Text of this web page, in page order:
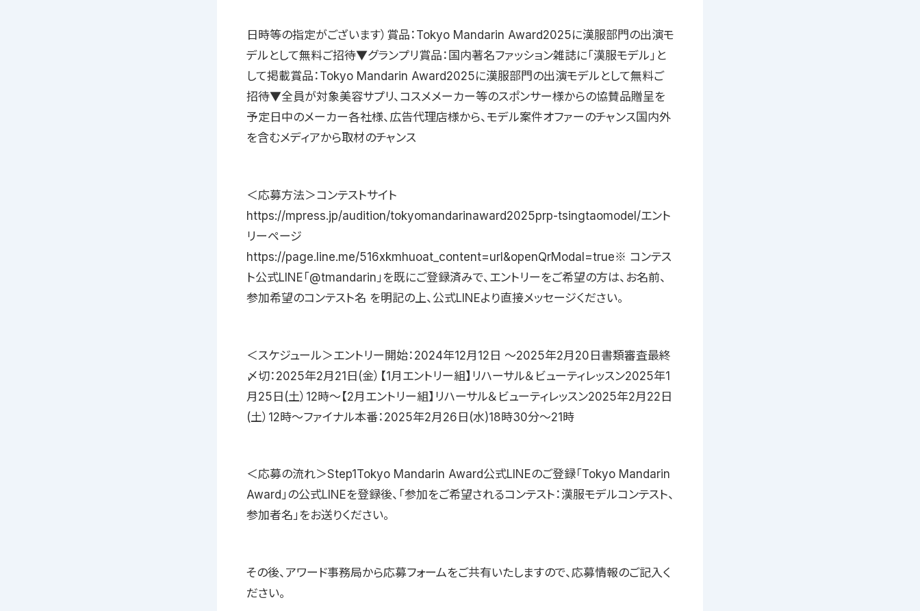
日時等の指定がございます）賞品：Tokyo Mandarin Award2025に漢服部門の出演モ
デルとして無料ご招待▼グランプリ賞品：国内著名ファッション雑誌に「漢服モデル」と
して掲載賞品：Tokyo Mandarin Award2025に漢服部門の出演モデルとして無料ご
招待▼全員が対象美容サプリ、コスメメーカー等のスポンサー様からの協賛品贈呈を
予定日中のメーカー各社様、広告代理店様から、モデル案件オファーのチャンス国内外
を含むメディアから取材のチャンス
＜応募方法＞コンテストサイト
https://mpress.jp/audition/tokyomandarinaward2025prp-tsingtaomodel/エント
リーページ
https://page.line.me/516xkmhuoat_content=url&openQrModal=true※ コンテス
ト公式LINE「@tmandarin」を既にご登録済みで、エントリーをご希望の方は、お名前、
参加希望のコンテスト名 を明記の上、公式LINEより直接メッセージください。
＜スケジュール＞エントリー開始：2024年12月12日 〜2025年2月20日書類審査最終
〆切：2025年2月21日(金）【1月エントリー組】リハーサル＆ビューティレッスン2025年1
月25日(土）12時〜【2月エントリー組】リハーサル＆ビューティレッスン2025年2月22日
(土）12時〜ファイナル本番：2025年2月26日(水)18時30分〜21時
＜応募の流れ＞Step1Tokyo Mandarin Award公式LINEのご登録「Tokyo Mandarin
Award」の公式LINEを登録後、「参加をご希望されるコンテスト：漢服モデルコンテスト、
参加者名」をお送りください。
その後、アワード事務局から応募フォームをご共有いたしますので、応募情報のご記入く
ださい。